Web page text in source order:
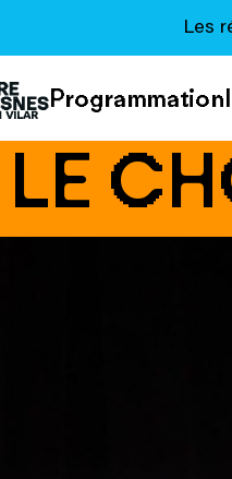
Les
Programmation
LE